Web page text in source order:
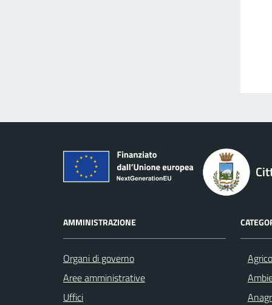
AMMINISTRAZIONE
Organi di governo
Aree amministrative
Uffici